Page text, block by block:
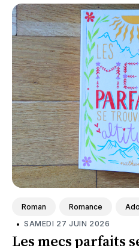
profondément touchée
justesse qu'il existe
réussir.
Roman Romance
• SAMEDI 27 JUIN 2026
Les mecs parfaits